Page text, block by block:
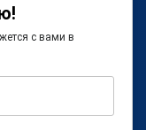
с вами в